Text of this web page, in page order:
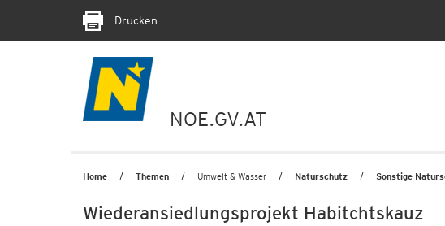
Drucken
NOE.GV.AT
Home Themen Umwelt & Wasser Naturschutz Sonstige
Wiederansiedlungsprojekt Habitchtskauz